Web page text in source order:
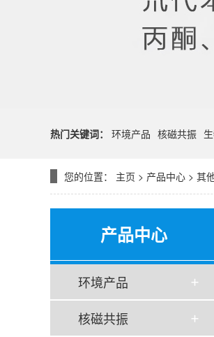
热门关键词： 环境产品 核磁共振
您的位置： 主页 > 产品中心 > 其
产品中心
环境产品
核磁共振